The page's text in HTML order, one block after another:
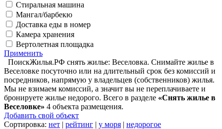
Стиральная машина
Мангал/барбекю
Доставка еды в номер
Камера хранения
Вертолетная площадка
Применить
ПоискЖилья.РФ снять жилье: Веселовка. Снимайте жилье в
Веселовке посуточно или на длительный срок без комиссий и
посредников, напрямую у владельцев (собственников) жилья.
Мы не взимаем комиссий, а значит вы не переплачиваете и
бронируете жилье недорого. Всего в разделе «Снять жилье в
Веселовке» 4 объекта размещения.
Добавить свой объект
Сортировка: нет | рейтинг | у моря | недорогое